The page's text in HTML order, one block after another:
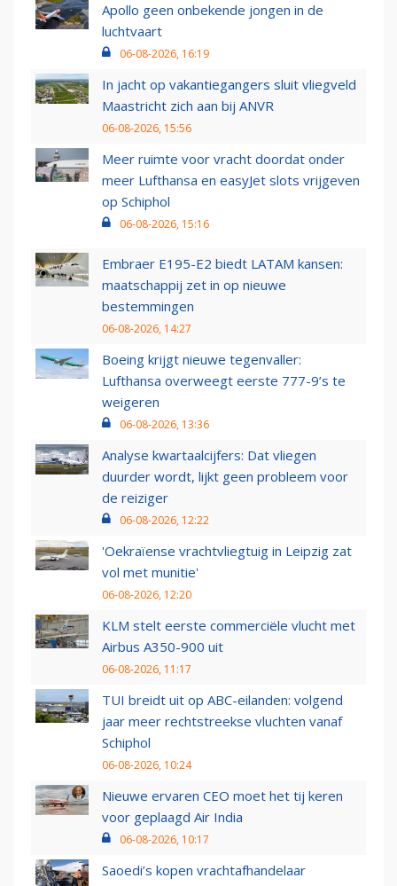
Apollo geen onbekende jongen in de
luchtvaart
06-08-2026, 16:19
In jacht op vakantiegangers sluit vliegveld
Maastricht zich aan bij ANVR
06-08-2026, 15:56
Meer ruimte voor vracht doordat onder
meer Lufthansa en easyJet slots vrijgeven
op Schiphol
06-08-2026, 15:16
Embraer E195-E2 biedt LATAM kansen:
maatschappij zet in op nieuwe
bestemmingen
06-08-2026, 14:27
Boeing krijgt nieuwe tegenvaller:
Lufthansa overweegt eerste 777-9’s te
weigeren
06-08-2026, 13:36
Analyse kwartaalcijfers: Dat vliegen
duurder wordt, lijkt geen probleem voor
de reiziger
06-08-2026, 12:22
'Oekraïense vrachtvliegtuig in Leipzig zat
vol met munitie'
06-08-2026, 12:20
KLM stelt eerste commerciële vlucht met
Airbus A350-900 uit
06-08-2026, 11:17
TUI breidt uit op ABC-eilanden: volgend
jaar meer rechtstreekse vluchten vanaf
Schiphol
06-08-2026, 10:24
Nieuwe ervaren CEO moet het tij keren
voor geplaagd Air India
06-08-2026, 10:17
Saoedi’s kopen vrachtafhandelaar